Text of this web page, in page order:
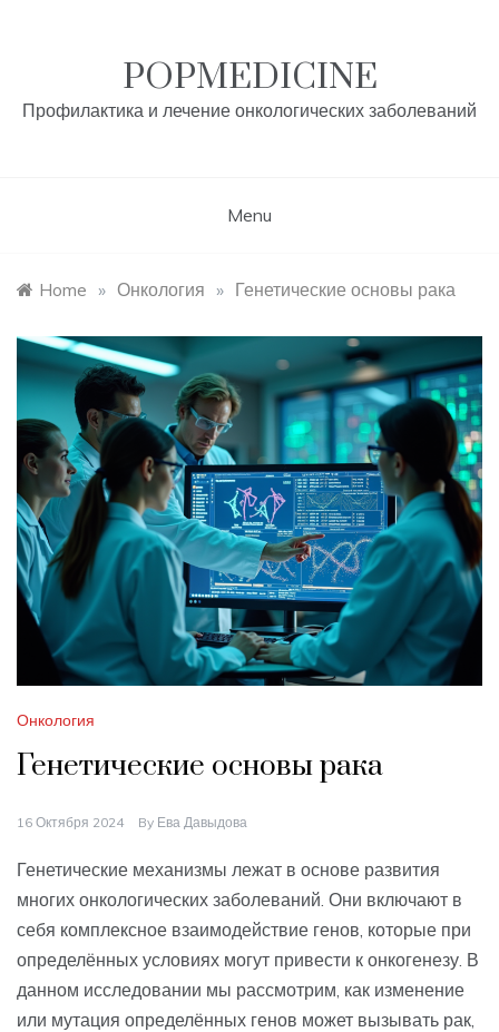
POPMEDICINE
Профилактика и лечение онкологических заболеваний
Menu
Home » Онкология » Генетические основы рака
Онкология
Генетические основы рака
16 Октября 2024 By Ева Давыдова
Генетические механизмы лежат в основе развития
многих онкологических заболеваний. Они включают в
себя комплексное взаимодействие генов, которые при
определённых условиях могут привести к онкогенезу. В
данном исследовании мы рассмотрим, как изменение
или мутация определённых генов может вызывать рак,